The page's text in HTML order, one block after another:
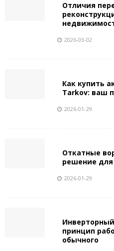
Отличия
2026-03-02
Как купить
Tarkov: ваш
2026-01-29
Откатные
решение для
2026-01-29
принцип
обычного